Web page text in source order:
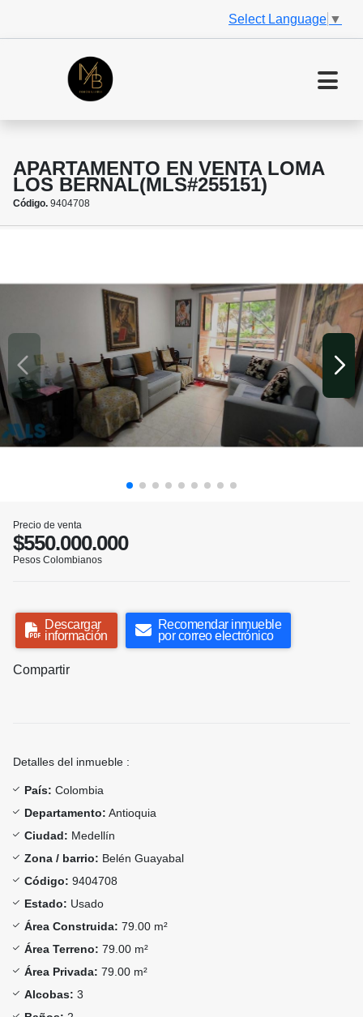
Select Language ▼
APARTAMENTO EN VENTA LOMA
LOS BERNAL(MLS#255151)
Código. 9404708
Precio de venta
$550.000.000
Pesos Colombianos
Descargar
información
Recomendar inmueble
por correo electrónico
Compartir
Detalles del inmueble :
País: Colombia
Departamento: Antioquia
Ciudad: Medellín
Zona / barrio: Belén Guayabal
Código: 9404708
Estado: Usado
Área Construida: 79.00 m²
Área Terreno: 79.00 m²
Área Privada: 79.00 m²
Alcobas: 3